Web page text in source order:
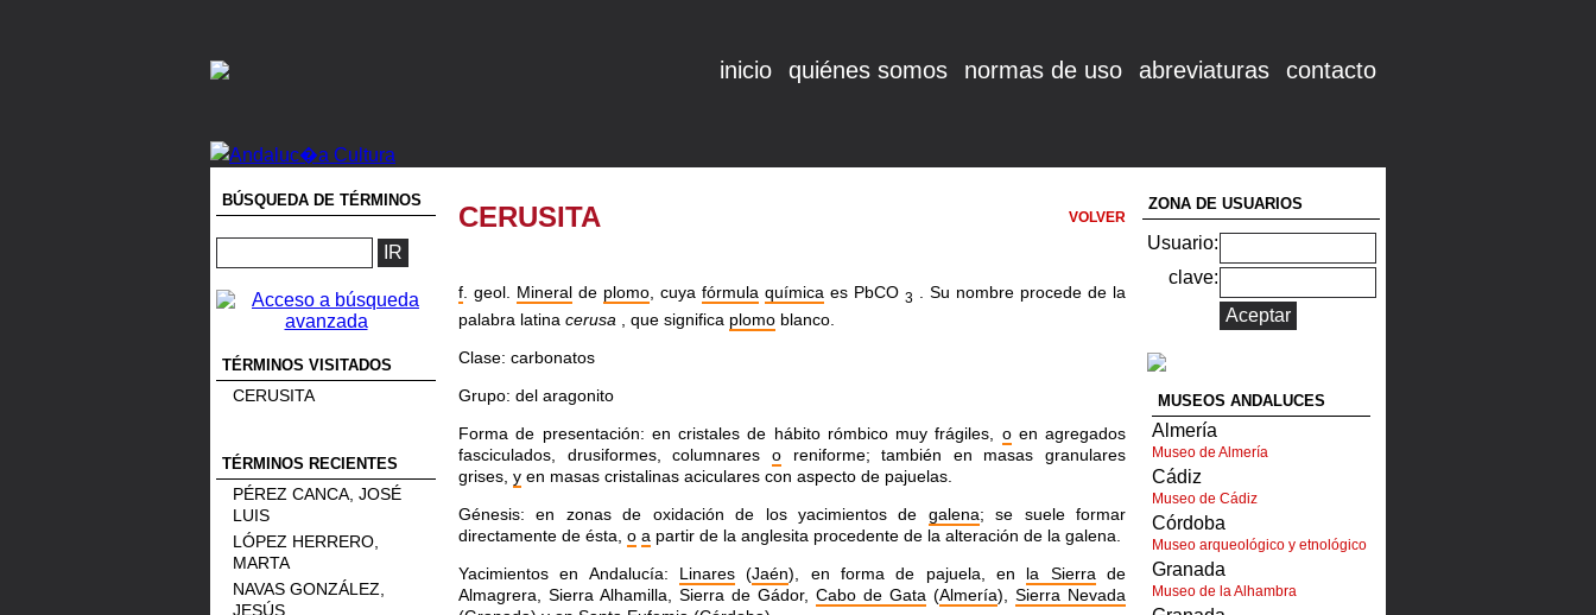
inicio quiénes somos normas de uso abreviaturas contacto
BÚSQUEDA DE TÉRMINOS
TÉRMINOS VISITADOS
CERUSITA
TÉRMINOS RECIENTES
PÉREZ CANCA, JOSÉ
LUIS
LÓPEZ HERRERO,
MARTA
NAVAS GONZÁLEZ,
JESÚS
CERUSITA VOLVER
f . geol. Mineral de plomo , cuya fórmula química es PbCO 3
. Su nombre procede de la
palabra latina cerusa , que significa plomo blanco.
Clase: carbonatos
Grupo: del aragonito
Forma de presentación: en cristales de hábito rómbico muy frágiles, oen agregados
fasciculados, drusiformes, columnares oreniforme; también en masas granulares
grises, y en masas cristalinas aciculares con aspecto de pajuelas.
Génesis: en zonas de oxidación de los yacimientos de galena; se suele formar
directamente de ésta, o a partir de la anglesita procedente de la alteración de la galena.
Yacimientos en Andalucía: Linares (Jaén), en forma de pajuela, en la Sierra de
Almagrera, Sierra Alhamilla, Sierra de Gádor, Cabo de Gata (Almería), Sierra Nevada
ZONA DE USUARIOS
Usuario:
clave:
MUSEOS ANDALUCES
Almería
Museo de Almería
Cádiz
Museo de Cádiz
Córdoba
Museo arqueológico y etnológico
Granada
Museo de la Alhambra